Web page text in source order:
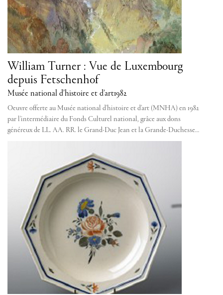
William Turner : Vue de Luxembourg
depuis Fetschenhof
Musée national d’histoire et d’art1982
Oeuvre offerte au Musée national d'histoire et d'art (MNHA) en 1982
par l'intermédiaire du Fonds Culturel national, grâce aux dons
généreux de LL. AA. RR. le Grand-Duc Jean et la Grande-Duchesse…